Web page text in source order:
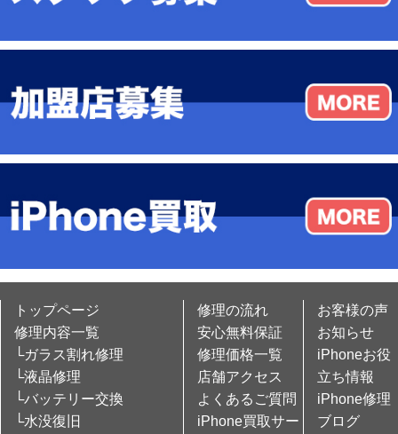
トップページ
修理内容一覧
└ガラス割れ修理
└液晶修理
└バッテリー交換
└水没復旧
修理の流れ
安心無料保証
修理価格一覧
店舗アクセス
よくあるご質問
iPhone買取サー
お客様の声
お知らせ
iPhoneお役
立ち情報
iPhone修理
ブログ